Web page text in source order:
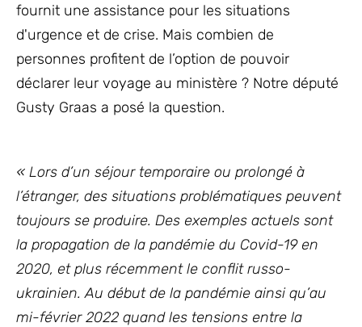
fournit une assistance pour les situations
d'urgence et de crise. Mais combien de
personnes profitent de l’option de pouvoir
déclarer leur voyage au ministère ? Notre député
Gusty Graas a posé la question.
« Lors d’un séjour temporaire ou prolongé à
l’étranger, des situations problématiques peuvent
toujours se produire. Des exemples actuels sont
la propagation de la pandémie du Covid-19 en
2020, et plus récemment le conflit russo-
ukrainien. Au début de la pandémie ainsi qu’au
mi-février 2022 quand les tensions entre la